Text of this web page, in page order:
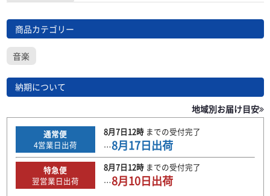
商品カテゴリー
音楽
納期について
地域別お届け目安
通常便
4営業日出荷
8月7日12時までの受付完了
…8月17日出荷
特急便
翌営業日出荷
8月7日12時までの受付完了
…8月10日出荷